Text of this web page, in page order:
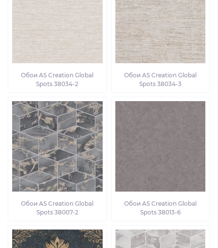
Обои AS Creation Global
Spots 38034-2
Обои AS Creation Global
Spots 38034-3
Обои AS Creation Global
Spots 38007-2
Обои AS Creation Global
Spots 38013-6